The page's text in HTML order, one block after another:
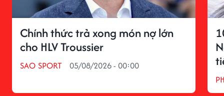
Chính thức trả xong món nợ lớn
cho HLV Troussier
SAO SPORT 05/08/2026 - 00:00